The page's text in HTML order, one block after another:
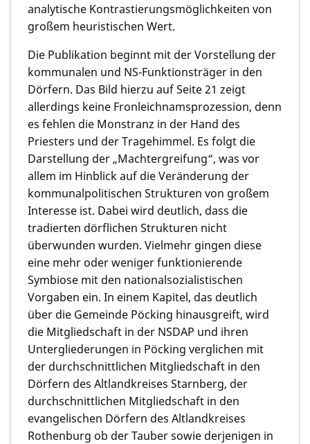
analytische Kontrastierungsmöglichkeiten von
großem heuristischen Wert.
Die Publikation beginnt mit der Vorstellung der
kommunalen und NS-Funktionsträger in den
Dörfern. Das Bild hierzu auf Seite 21 zeigt
allerdings keine Fronleichnamsprozession, denn
es fehlen die Monstranz in der Hand des
Priesters und der Tragehimmel. Es folgt die
Darstellung der „Machtergreifung“, was vor
allem im Hinblick auf die Veränderung der
kommunalpolitischen Strukturen von großem
Interesse ist. Dabei wird deutlich, dass die
tradierten dörflichen Strukturen nicht
überwunden wurden. Vielmehr gingen diese
eine mehr oder weniger funktionierende
Symbiose mit den nationalsozialistischen
Vorgaben ein. In einem Kapitel, das deutlich
über die Gemeinde Pöcking hinausgreift, wird
die Mitgliedschaft in der NSDAP und ihren
Untergliederungen in Pöcking verglichen mit
der durchschnittlichen Mitgliedschaft in den
Dörfern des Altlandkreises Starnberg, der
durchschnittlichen Mitgliedschaft in den
evangelischen Dörfern des Altlandkreises
Rothenburg ob der Tauber sowie derjenigen in